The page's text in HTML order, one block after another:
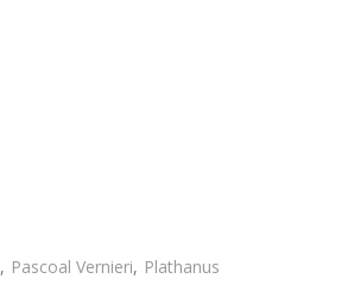
, Pascoal Vernieri, Plathanus